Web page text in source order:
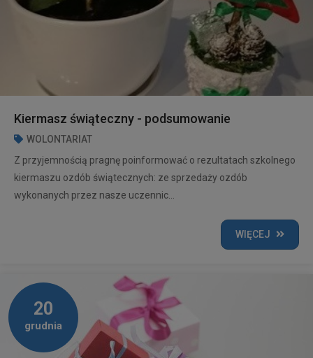
Kiermasz świąteczny - podsumowanie
WOLONTARIAT
Z przyjemnością pragnę poinformować o rezultatach szkolnego
kiermaszu ozdób świątecznych: ze sprzedaży ozdób
wykonanych przez nasze uczennic...
WIĘCEJ
20
grudnia